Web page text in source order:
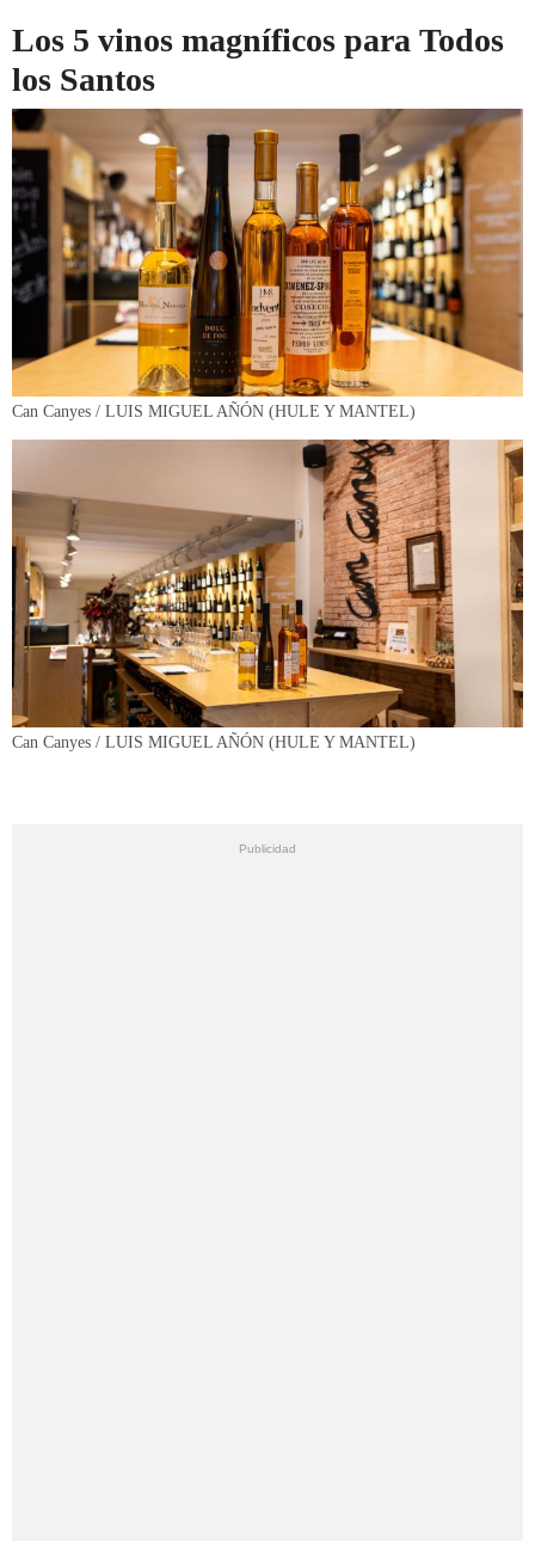
Los 5 vinos magníficos para Todos
los Santos
Can Canyes / LUIS MIGUEL AÑÓN (HULE Y MANTEL)
Can Canyes / LUIS MIGUEL AÑÓN (HULE Y MANTEL)